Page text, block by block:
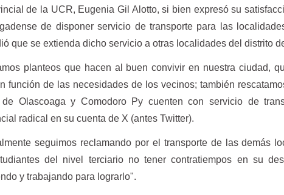
de la UCR, Eugenia Gil Alotto, si bien expresó su
de disponer servicio de transporte para las
que se extienda dicho servicio a otras localidades del distrito
planteos que hacen al buen convivir en nuestra ciudad,
función de las necesidades de los vecinos; también
Olascoaga y Comodoro Py cuenten con servicio de
radical en su cuenta de X (antes Twitter).
seguimos reclamando por el transporte de las demás
del nivel terciario no tener contratiempos en su
y trabajando para lograrlo".